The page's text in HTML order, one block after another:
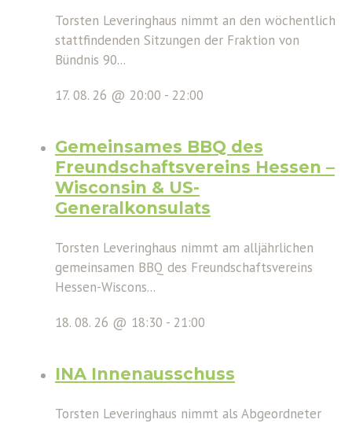
Torsten Leveringhaus nimmt an den wöchentlich
stattfindenden Sitzungen der Fraktion von
Bündnis 90...
17. 08. 26 @ 20:00 - 22:00
Gemeinsames BBQ des
Freundschaftsvereins Hessen –
Wisconsin & US-
Generalkonsulats
Torsten Leveringhaus nimmt am alljährlichen
gemeinsamen BBQ des Freundschaftsvereins
Hessen-Wiscons...
18. 08. 26 @ 18:30 - 21:00
INA Innenausschuss
Torsten Leveringhaus nimmt als Abgeordneter